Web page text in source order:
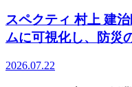
スペクティ 村上 建
ムに可視化し、防災
2026.07.22